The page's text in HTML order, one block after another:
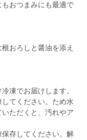
おつまみにも最適で
おろしと醤油を添え
凍でお届けします。
てください。ため水
ただくと、汚れやア
保存してください。解